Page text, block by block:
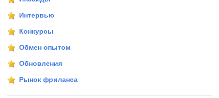
Интервью
Конкурсы
Обмен опытом
Обновления
Рынок фриланса